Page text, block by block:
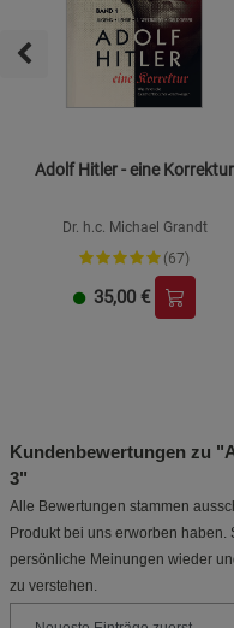
Adolf Hitler - eine Korrektur
Dr. h.c. Michael Grandt
(67)
35,00 €
Kundenbewertungen zu
3"
Alle Bewertungen stammen
Produkt bei uns erworben
persönliche Meinungen wieder
zu verstehen.